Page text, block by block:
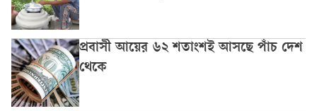
প্রবাসী আয়ের ৬২ শতাংশই আসছে পাঁচ দেশ
থেকে